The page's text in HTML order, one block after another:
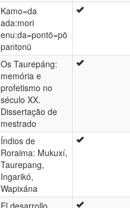
Kamo=da
ada:mori
enu:da=pontö=pö
pantonü
Os Taurepáng:
memória e
profetismo no
século XX.
Dissertação de
mestrado
Índios de
Roraima: Mukuxí,
Taurepang,
Ingarikó,
Wapixána
El desarrollo